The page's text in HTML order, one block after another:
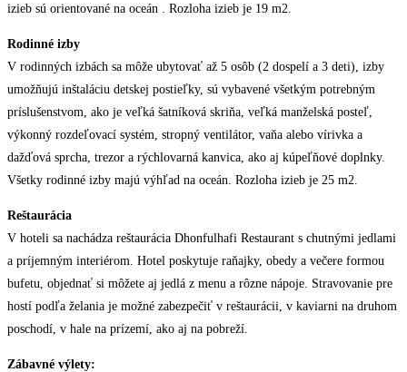
izieb sú orientované na oceán . Rozloha izieb je 19 m2.
Rodinné izby
V rodinných izbách sa môže ubytovať až 5 osôb (2 dospelí a 3 deti), izby
umožňujú inštaláciu detskej postieľky, sú vybavené všetkým potrebným
príslušenstvom, ako je veľká šatníková skriňa, veľká manželská posteľ,
výkonný rozdeľovací systém, stropný ventilátor, vaňa alebo vírivka a
dažďová sprcha, trezor a rýchlovarná kanvica, ako aj kúpeľňové doplnky.
Všetky rodinné izby majú výhľad na oceán. Rozloha izieb je 25 m2.
Reštaurácia
V hoteli sa nachádza reštaurácia Dhonfulhafi Restaurant s chutnými jedlami
a príjemným interiérom. Hotel poskytuje raňajky, obedy a večere formou
bufetu, objednať si môžete aj jedlá z menu a rôzne nápoje. Stravovanie pre
hostí podľa želania je možné zabezpečiť v reštaurácii, v kaviarni na druhom
poschodí, v hale na prízemí, ako aj na pobreží.
Zábavné výlety: